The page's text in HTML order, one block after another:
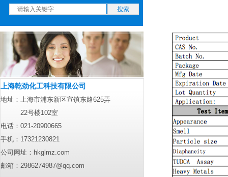
搜索
上海乾劲化工科技有限公司
地址：上海市浦东新区宣镇东路625弄
22号楼102室
电话：021-20900665
手机：17321230821
公司网址： hkglmz.com
邮箱： 2986274987@qq.com